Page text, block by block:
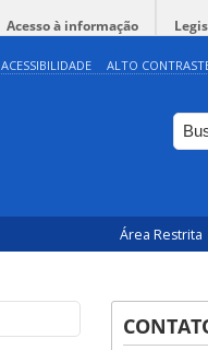
Acesso à informação
ACESSIBILIDADE ALTO
Área Restrita